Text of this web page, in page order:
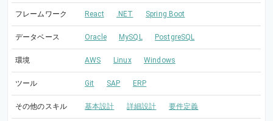
フレームワーク React .NET Spring Boot
データベース Oracle MySQL PostgreSQL
環境 AWS Linux Windows
ツール Git SAP ERP
その他のスキル 基本設計 詳細設計 要件定義